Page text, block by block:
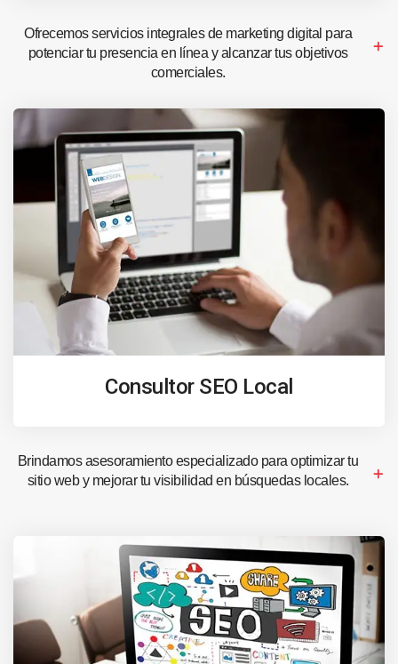
Ofrecemos servicios integrales de marketing digital para
potenciar tu presencia en línea y alcanzar tus objetivos
comerciales.
Consultor SEO Local
Brindamos asesoramiento especializado para optimizar tu
sitio web y mejorar tu visibilidad en búsquedas locales.